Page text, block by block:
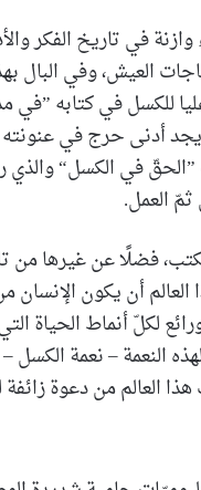
في تاريخ الفكر
العيش، وفي البال
للكسل في كتابه ”في
أدنى حرج في
”الحقّ في الكسل“
العمل.
فضلًا عن غيرها من
أن يكون
لكلّ أنماط الحياة
النعمة – نعمة
العالم من دعوة